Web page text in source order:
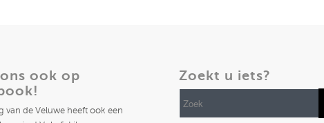
ook op
van de Veluwe heeft ook een
Zoekt u iets?